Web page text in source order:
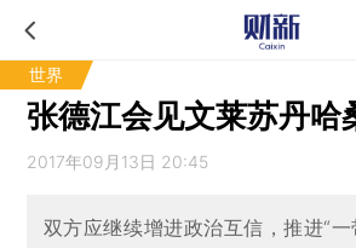
世界
张德江会见文莱苏丹哈
2017年09月13日 20:45
双方应继续增进政治互信，推进“